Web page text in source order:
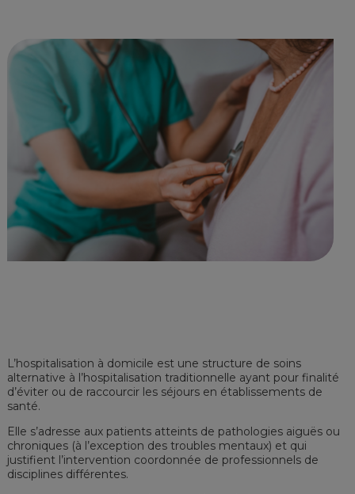
L’hospitalisation à domicile est une structure de soins
alternative à l’hospitalisation traditionnelle ayant pour finalité
d’éviter ou de raccourcir les séjours en établissements de
santé.
Elle s’adresse aux patients atteints de pathologies aiguës ou
chroniques (à l’exception des troubles mentaux) et qui
justifient l’intervention coordonnée de professionnels de
disciplines différentes.